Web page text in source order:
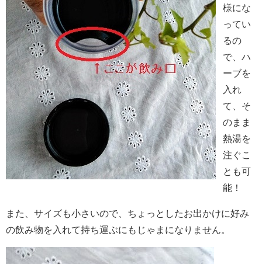
様にな
ってい
るの
で、ハ
ーブを
入れ
て、そ
のまま
熱湯を
注ぐこ
とも可
能！
また、サイズも小さいので、ちょっとしたお出かけに好み
の飲み物を入れて持ち運ぶにもじゃまになりません。